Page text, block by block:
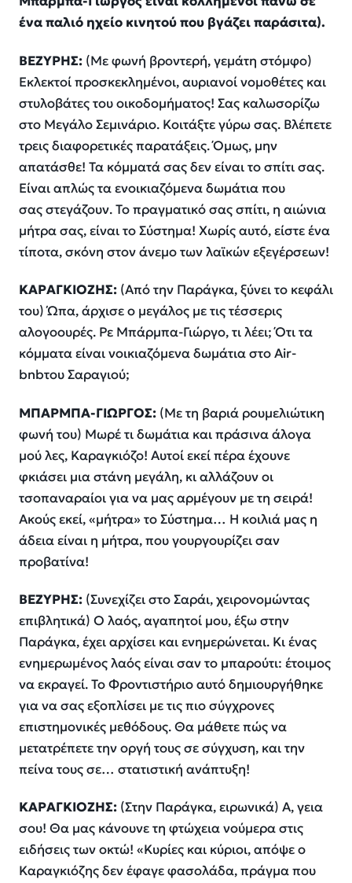
ένα παλιό ηχείο κινητού που βγάζει παράσιτα).
ΒΕΖΥΡΗΣ: (Με φωνή βροντερή, γεμάτη στόμφο)
Εκλεκτοί προσκεκλημένοι, αυριανοί νομοθέτες και
στυλοβάτες του οικοδομήματος! Σας καλωσορίζω
στο Μεγάλο Σεμινάριο. Κοιτάξτε γύρω σας. Βλέπετε
τρεις διαφορετικές παρατάξεις. Όμως, μην
απατάσθε! Τα κόμματά σας δεν είναι το σπίτι σας.
Είναι απλώς τα ενοικιαζόμενα δωμάτια που
σας στεγάζουν. Το πραγματικό σας σπίτι, η αιώνια
μήτρα σας, είναι το Σύστημα! Χωρίς αυτό, είστε ένα
τίποτα, σκόνη στον άνεμο των λαϊκών εξεγέρσεων!
ΚΑΡΑΓΚΙΟΖΗΣ: (Από την Παράγκα, ξύνει το κεφάλι
του) Ώπα, άρχισε ο μεγάλος με τις τέσσερις
αλογοουρές. Ρε Μπάρμπα-Γιώργο, τι λέει; Ότι τα
κόμματα είναι νοικιαζόμενα δωμάτια στο Air-
bnbτου Σαραγιού;
ΜΠΑΡΜΠΑ-ΓΙΩΡΓΟΣ: (Με τη βαριά ρουμελιώτικη
φωνή του) Μωρέ τι δωμάτια και πράσινα άλογα
μού λες, Καραγκιόζο! Αυτοί εκεί πέρα έχουνε
φκιάσει μια στάνη μεγάλη, κι αλλάζουν οι
τσοπαναραίοι για να μας αρμέγουν με τη σειρά!
Ακούς εκεί, «μήτρα» το Σύστημα… Η κοιλιά μας η
άδεια είναι η μήτρα, που γουργουρίζει σαν
προβατίνα!
ΒΕΖΥΡΗΣ: (Συνεχίζει στο Σαράι, χειρονομώντας
επιβλητικά) Ο λαός, αγαπητοί μου, έξω στην
Παράγκα, έχει αρχίσει και ενημερώνεται. Κι ένας
ενημερωμένος λαός είναι σαν το μπαρούτι: έτοιμος
να εκραγεί. Το Φροντιστήριο αυτό δημιουργήθηκε
για να σας εξοπλίσει με τις πιο σύγχρονες
επιστημονικές μεθόδους. Θα μάθετε πώς να
μετατρέπετε την οργή τους σε σύγχυση, και την
πείνα τους σε… στατιστική ανάπτυξη!
ΚΑΡΑΓΚΙΟΖΗΣ: (Στην Παράγκα, ειρωνικά) Α, γεια
σου! Θα μας κάνουνε τη φτώχεια νούμερα στις
ειδήσεις των οκτώ! «Κυρίες και κύριοι, απόψε ο
Καραγκιόζης δεν έφαγε φασολάδα, πράγμα που